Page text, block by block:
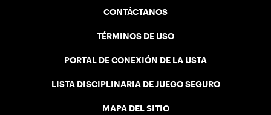
CONTÁCTANOS
TÉRMINOS DE USO
PORTAL DE CONEXIÓN DE LA USTA
LISTA DISCIPLINARIA DE JUEGO SEGURO
MAPA DEL SITIO